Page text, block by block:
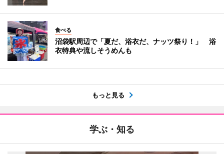
食べる
沼袋駅周辺で「夏だ、浴衣だ、ナッツ祭り！」 浴
衣特典や流しそうめんも
もっと見る
学ぶ・知る